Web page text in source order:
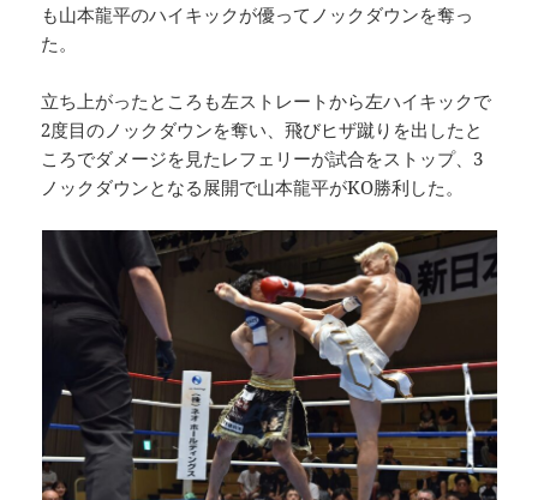
も山本龍平のハイキックが優ってノックダウンを奪っ
た。
立ち上がったところも左ストレートから左ハイキックで
2度目のノックダウンを奪い、飛びヒザ蹴りを出したと
ころでダメージを見たレフェリーが試合をストップ、3
ノックダウンとなる展開で山本龍平がKO勝利した。